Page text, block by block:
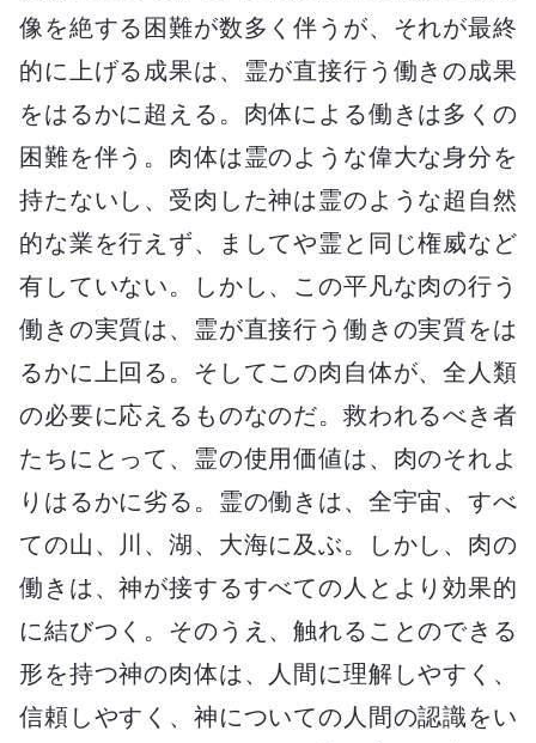
像を絶する困難が数多く伴うが、それが最終
的に上げる成果は、霊が直接行う働きの成果
をはるかに超える。肉体による働きは多くの
困難を伴う。肉体は霊のような偉大な身分を
持たないし、受肉した神は霊のような超自然
的な業を行えず、ましてや霊と同じ権威など
有していない。しかし、この平凡な肉の行う
働きの実質は、霊が直接行う働きの実質をは
るかに上回る。そしてこの肉自体が、全人類
の必要に応えるものなのだ。救われるべき者
たちにとって、霊の使用価値は、肉のそれよ
りはるかに劣る。霊の働きは、全宇宙、すべ
ての山、川、湖、大海に及ぶ。しかし、肉の
働きは、神が接するすべての人とより効果的
に結びつく。そのうえ、触れることのできる
形を持つ神の肉体は、人間に理解しやすく、
信頼しやすく、神についての人間の認識をい